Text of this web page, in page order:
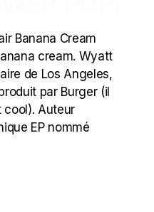
Banana Cream
cream. Wyatt
de Los Angeles,
par Burger (il
cool). Auteur
EP nommé